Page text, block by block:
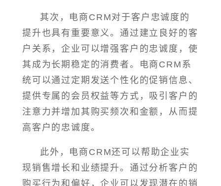
其次，电商CRM对于客户忠诚度的
提升也具有重要意义。通过建立良好的客
户关系，企业可以增强客户的忠诚度，使
其成为长期稳定的消费者。电商CRM系
统可以通过定期发送个性化的促销信息、
提供专属的会员权益等方式，吸引客户的
注意力并增加其购买频次和金额，从而提
高客户的忠诚度。
此外，电商CRM还可以帮助企业实
现销售增长和业绩提升。通过分析客户的
购买行为和偏好，企业可以发现潜在的销